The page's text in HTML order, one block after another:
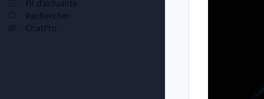
Fil d'actualité
Rechercher
ChatPro